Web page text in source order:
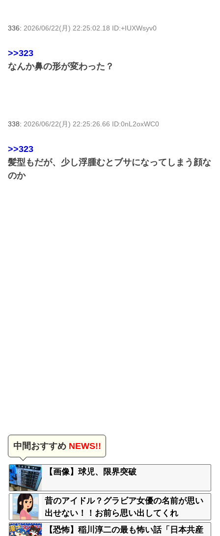
336: 2026/06/22(月) 22:25:02.18 ID:+IUXWsyv0
>>323
なんか鼻の形が変わった？
338: 2026/06/22(月) 22:25:26.66 ID:0nL2oxWC0
>>323
髪型もだが、少し浮腫むとブサになってしまう顔な
のか
中間おすすめNEWS!!
【画像】球児、限界突破
昔のアイドル？グラビア女優の名前が思い
出せない！！お前ら思い出してくれ
【恐怖】稲川淳二の最も怖い話「日本共産